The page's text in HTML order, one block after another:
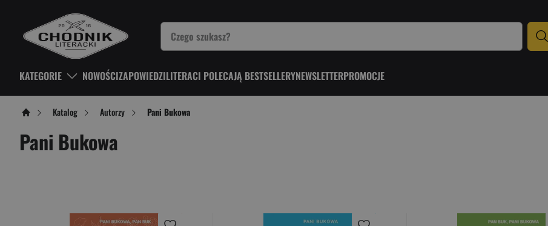
KATEGORIE NOWOŚCIZAPOWIEDZILITERACI POLECAJĄ BESTSELLERYNEWSLETTERPROMOCJE
Katalog Autorzy Pani Bukowa
Pani Bukowa